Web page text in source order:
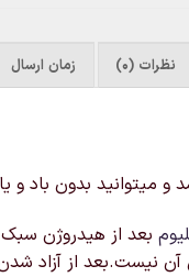
نظرات (0) زمان ارسال
و میتوانید بدون
بعد از هیدروژن
آن نیست.بعد از آزاد